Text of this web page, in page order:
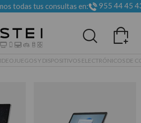
todas tus consultas en: 955 44 45
Y DISPOSITIVOS ELECTRÓNICOS DE